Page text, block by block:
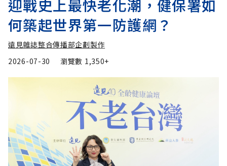
迎戰史上最快老化潮，健保署如
何築起世界第一防護網？
遠見雜誌整合傳播部企劃製作
2026-07-30
瀏覽數 1,350+